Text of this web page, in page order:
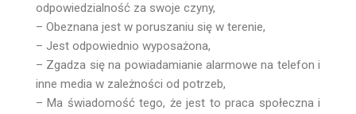
odpowiedzialność za swoje czyny,
– Obeznana jest w poruszaniu się w terenie,
– Jest odpowiednio wyposażona,
– Zgadza się na powiadamianie alarmowe na telefon i
inne media w zależności od potrzeb,
– Ma świadomość tego, że jest to praca społeczna i